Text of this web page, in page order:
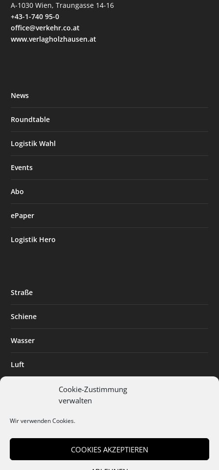
Cookie-Zustimmung
verwalten
Wir verwenden Cookies.
COOKIES AKZEPTIEREN
A-1030 Wien, Traungasse 14-16
+43-1-740 95-0
office@verkehr.co.at
www.verlagholzhausen.at
News
Roundtable
Logistik Wahl
Events
Abo
ePaper
Logistik Hero
Straße
Schiene
Wasser
Luft
Digitalisierung